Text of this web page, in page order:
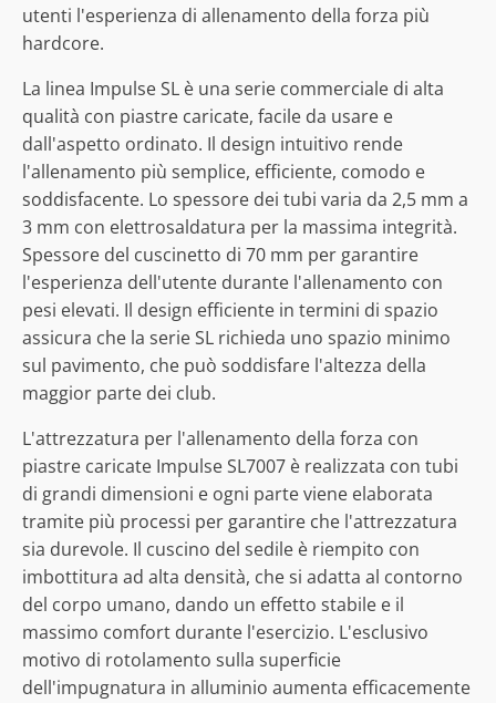
utenti l'esperienza di allenamento della forza più
hardcore.
La linea Impulse SL è una serie commerciale di alta
qualità con piastre caricate, facile da usare e
dall'aspetto ordinato. Il design intuitivo rende
l'allenamento più semplice, efficiente, comodo e
soddisfacente. Lo spessore dei tubi varia da 2,5 mm a
3 mm con elettrosaldatura per la massima integrità.
Spessore del cuscinetto di 70 mm per garantire
l'esperienza dell'utente durante l'allenamento con
pesi elevati. Il design efficiente in termini di spazio
assicura che la serie SL richieda uno spazio minimo
sul pavimento, che può soddisfare l'altezza della
maggior parte dei club.
L'attrezzatura per l'allenamento della forza con
piastre caricate Impulse SL7007 è realizzata con tubi
di grandi dimensioni e ogni parte viene elaborata
tramite più processi per garantire che l'attrezzatura
sia durevole. Il cuscino del sedile è riempito con
imbottitura ad alta densità, che si adatta al contorno
del corpo umano, dando un effetto stabile e il
massimo comfort durante l'esercizio. L'esclusivo
motivo di rotolamento sulla superficie
dell'impugnatura in alluminio aumenta efficacemente